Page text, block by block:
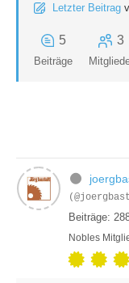
Letzter Beitrag
5
Beiträge
3
Beiträge:
Nobles